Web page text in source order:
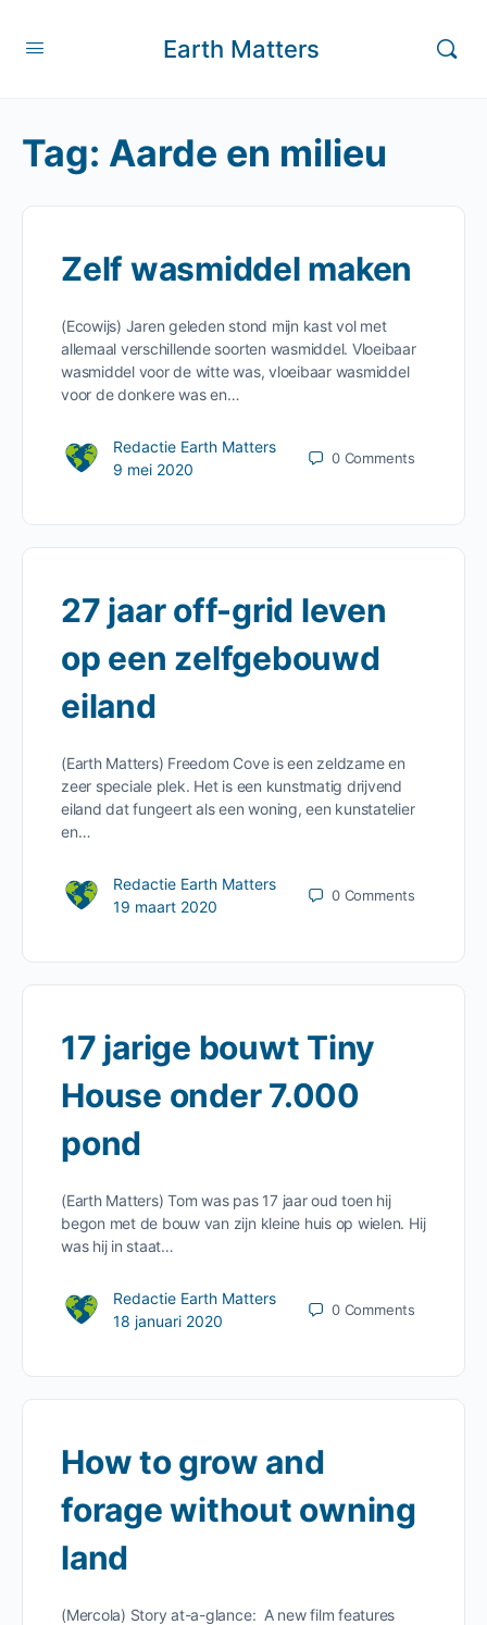
Earth Matters
Tag: Aarde en milieu
Zelf wasmiddel maken
(Ecowijs) Jaren geleden stond mijn kast vol met
allemaal verschillende soorten wasmiddel. Vloeibaar
wasmiddel voor de witte was, vloeibaar wasmiddel
voor de donkere was en…
Redactie Earth Matters
9 mei 2020
0 Comments
27 jaar off-grid leven
op een zelfgebouwd
eiland
(Earth Matters) Freedom Cove is een zeldzame en
zeer speciale plek. Het is een kunstmatig drijvend
eiland dat fungeert als een woning, een kunstatelier
en…
Redactie Earth Matters
19 maart 2020
0 Comments
17 jarige bouwt Tiny
House onder 7.000
pond
(Earth Matters) Tom was pas 17 jaar oud toen hij
begon met de bouw van zijn kleine huis op wielen. Hij
was hij in staat…
Redactie Earth Matters
18 januari 2020
0 Comments
How to grow and
forage without owning
land
(Mercola) Story at-a-glance: A new film features